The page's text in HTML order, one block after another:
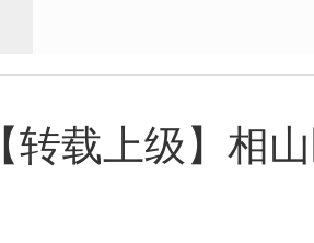
【转载上级】相